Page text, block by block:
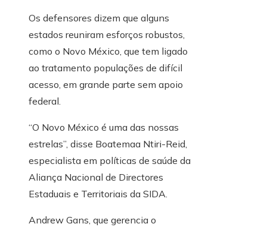
Os defensores dizem que alguns
estados reuniram esforços robustos,
como o Novo México, que tem ligado
ao tratamento populações de difícil
acesso, em grande parte sem apoio
federal.
“O Novo México é uma das nossas
estrelas”, disse Boatemaa Ntiri-Reid,
especialista em políticas de saúde da
Aliança Nacional de Directores
Estaduais e Territoriais da SIDA.
Andrew Gans, que gerencia o